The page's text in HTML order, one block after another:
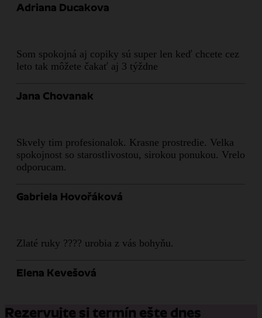
Adriana Ducakova
Som spokojná aj copiky sú super len keď chcete cez
leto tak môžete čakať aj 3 týždne
Jana Chovanak
Skvely tim profesionalok. Krasne prostredie. Velka
spokojnost so starostlivostou, sirokou ponukou. Vrelo
odporucam.
Gabriela Hovořáková
Zlaté ruky ???? urobia z vás bohyňu.
Elena Kevešová
Rezervujte si termín ešte dnes